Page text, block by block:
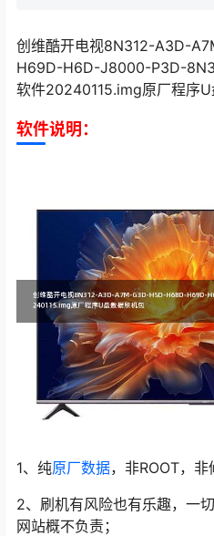
创维酷开电视8N312-A3D-
H69D-H6D-J8000-P3D-
软件20240115.img原厂程序
软件说明：
1、纯原厂数据，非ROOT，非
2、刷机有风险也有乐趣，一
网站概不负责；